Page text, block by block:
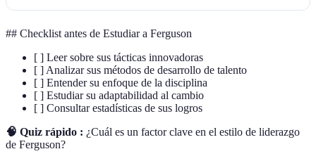
## Checklist antes de Estudiar a Ferguson
[ ] Leer sobre sus tácticas innovadoras
[ ] Analizar sus métodos de desarrollo de talento
[ ] Entender su enfoque de la disciplina
[ ] Estudiar su adaptabilidad al cambio
[ ] Consultar estadísticas de sus logros
🧠 Quiz rápido : ¿Cuál es un factor clave en el estilo de liderazgo
de Ferguson?